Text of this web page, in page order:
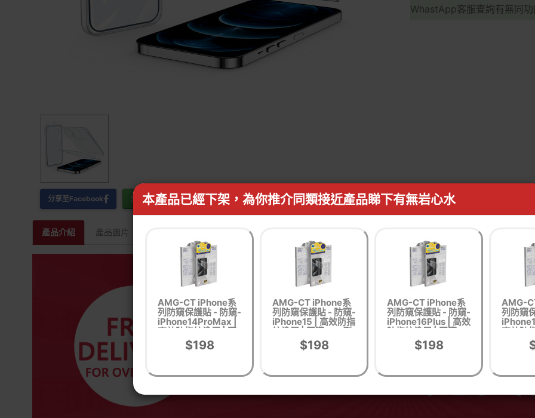
分享至Facebook 分享至WhatsApp
WhastApp客服查詢有無同
產品介紹 產品圖片
本產品已經下架，為你推介同類接近產品睇下有無岩心水
AMG-CT iPhone系
列防窺保護貼 - 防窺-
iPhone14ProMax |
高效防指紋塗層 | 國
際SGS測試認證 | 香
港行貨
$198
AMG-CT iPhone系
列防窺保護貼 - 防窺-
iPhone15 | 高效防指
紋塗層 | 國際SGS測
試認證 | 香港行貨
$198
AMG-CT iPhone系
列防窺保護貼 - 防窺-
iPhone16Plus | 高效
防指紋塗層 | 國際
SGS測試認證 | 香港
行貨
$198
AMG-
列防窺
高效防
際